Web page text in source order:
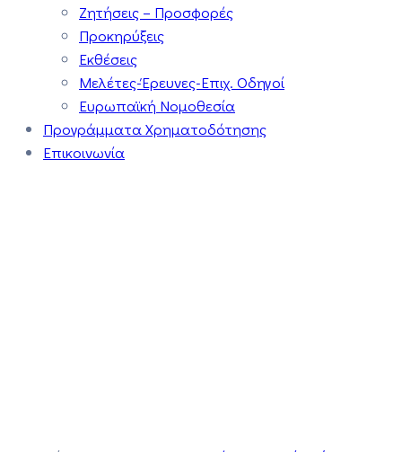
Ζητήσεις – Προσφορές
Προκηρύξεις
Εκθέσεις
Μελέτες-Έρευνες-Επιχ. Οδηγοί
Ευρωπαϊκή Νομοθεσία
Προγράμματα Χρηματοδότησης
Επικοινωνία